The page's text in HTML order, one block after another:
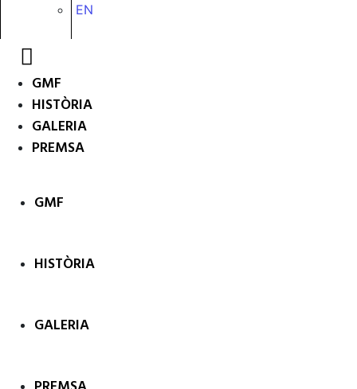
EN
GMF
HISTÒRIA
GALERIA
PREMSA
GMF
HISTÒRIA
GALERIA